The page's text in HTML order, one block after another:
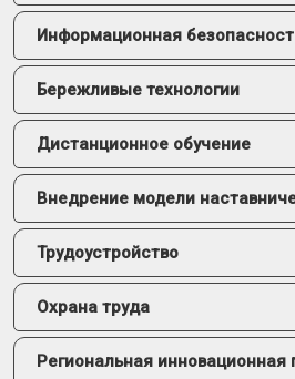
Информационная
Бережливые технологии
Дистанционное обучение
Внедрение модели
Трудоустройство
Охрана труда
Региональная